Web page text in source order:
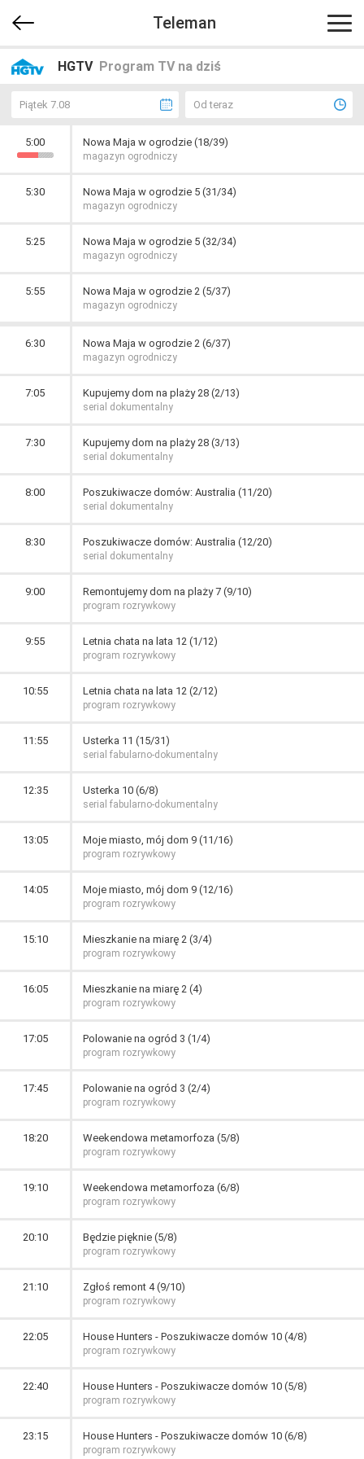
Teleman
HGTV Program TV na dziś
Piątek 7.08 Od teraz
5:00 Nowa Maja w ogrodzie (18/39)
magazyn ogrodniczy
5:30 Nowa Maja w ogrodzie 5 (31/34)
magazyn ogrodniczy
5:25 Nowa Maja w ogrodzie 5 (32/34)
magazyn ogrodniczy
5:55 Nowa Maja w ogrodzie 2 (5/37)
magazyn ogrodniczy
6:30 Nowa Maja w ogrodzie 2 (6/37)
magazyn ogrodniczy
7:05 Kupujemy dom na plaży 28 (2/13)
serial dokumentalny
7:30 Kupujemy dom na plaży 28 (3/13)
serial dokumentalny
8:00 Poszukiwacze domów: Australia (11/20)
serial dokumentalny
8:30 Poszukiwacze domów: Australia (12/20)
serial dokumentalny
9:00 Remontujemy dom na plaży 7 (9/10)
program rozrywkowy
9:55 Letnia chata na lata 12 (1/12)
program rozrywkowy
10:55 Letnia chata na lata 12 (2/12)
program rozrywkowy
11:55 Usterka 11 (15/31)
serial fabularno-dokumentalny
12:35 Usterka 10 (6/8)
serial fabularno-dokumentalny
13:05 Moje miasto, mój dom 9 (11/16)
program rozrywkowy
14:05 Moje miasto, mój dom 9 (12/16)
program rozrywkowy
15:10 Mieszkanie na miarę 2 (3/4)
program rozrywkowy
16:05 Mieszkanie na miarę 2 (4)
program rozrywkowy
17:05 Polowanie na ogród 3 (1/4)
program rozrywkowy
17:45 Polowanie na ogród 3 (2/4)
program rozrywkowy
18:20 Weekendowa metamorfoza (5/8)
program rozrywkowy
19:10 Weekendowa metamorfoza (6/8)
program rozrywkowy
20:10 Będzie pięknie (5/8)
program rozrywkowy
21:10 Zgłoś remont 4 (9/10)
program rozrywkowy
22:05 House Hunters - Poszukiwacze domów 10 (4/8)
program rozrywkowy
22:40 House Hunters - Poszukiwacze domów 10 (5/8)
program rozrywkowy
23:15 House Hunters - Poszukiwacze domów 10 (6/8)
program rozrywkowy